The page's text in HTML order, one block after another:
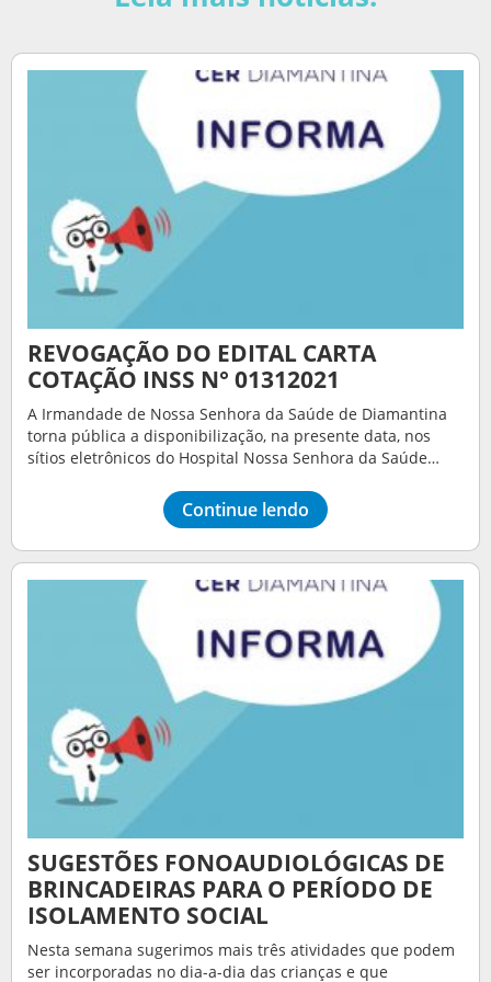
REVOGAÇÃO DO EDITAL CARTA
COTAÇÃO INSS N° 01312021
A Irmandade de Nossa Senhora da Saúde de Diamantina
torna pública a disponibilização, na presente data, nos
sítios eletrônicos do Hospital Nossa Senhora da Saúde…
Continue lendo
SUGESTÕES FONOAUDIOLÓGICAS DE
BRINCADEIRAS PARA O PERÍODO DE
ISOLAMENTO SOCIAL
Nesta semana sugerimos mais três atividades que podem
ser incorporadas no dia-a-dia das crianças e que